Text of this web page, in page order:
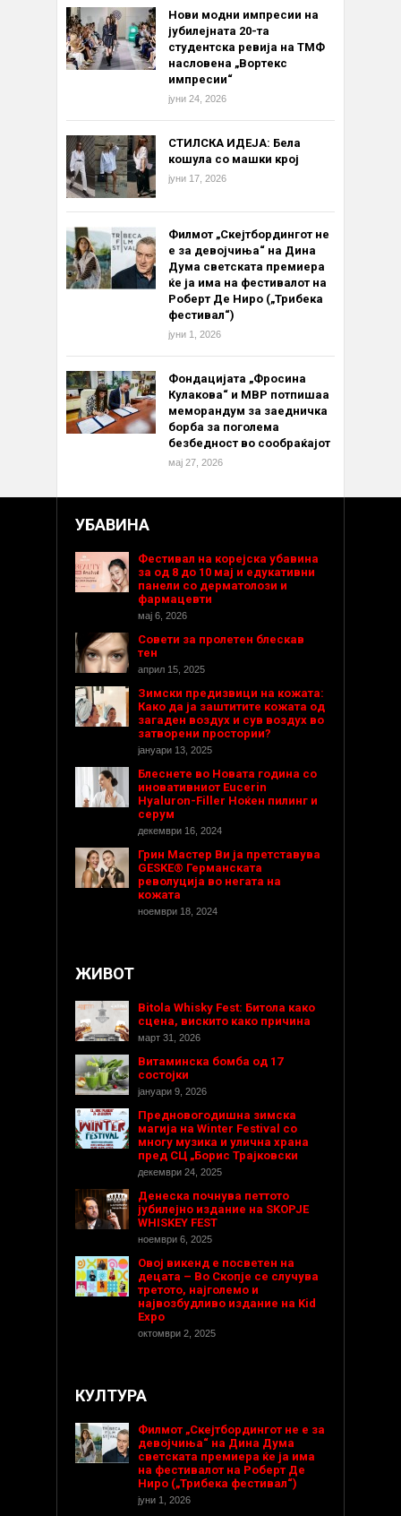
Нови модни импресии на
јубилејната 20-та
студентска ревија на ТМФ
насловена „Вортекс
импресии“
јуни 24, 2026
СТИЛСКА ИДЕЈА: Бела
кошула со машки крој
јуни 17, 2026
Филмот „Скејтбордингот не
е за девојчиња“ на Дина
Дума светската премиера
ќе ја има на фестивалот на
Роберт Де Ниро („Трибека
фестивал“)
јуни 1, 2026
Фондацијата „Фросина
Кулакова“ и МВР потпишаа
меморандум за заедничка
борба за поголема
безбедност во сообраќајот
мај 27, 2026
УБАВИНА
Фестивал на корејска убавина
за од 8 до 10 мај и едукативни
панели со дерматолози и
фармацевти
мај 6, 2026
Совети за пролетен блескав
тен
април 15, 2025
Зимски предизвици на кожата:
Како да ја заштитите кожата од
загаден воздух и сув воздух во
затворени простории?
јануари 13, 2025
Блеснете во Новата година со
иновативниот Eucerin
Hyaluron-Filler Ноќен пилинг и
серум
декември 16, 2024
Грин Мастер Ви ја претставува
GESKE® Германската
револуција во негата на
кожата
ноември 18, 2024
ЖИВОТ
Bitola Whisky Fest: Битола како
сцена, вискито како причина
март 31, 2026
Витаминска бомба од 17
состојки
јануари 9, 2026
Предновогодишнa зимска
магија на Winter Festival со
многу музика и улична храна
пред СЦ „Борис Трајковски
декември 24, 2025
Денеска почнува петтото
јубилејно издание на SKOPJE
WHISKEY FEST
ноември 6, 2025
Овој викенд е посветен на
децата – Во Скопје се случува
третото, најголемо и
највозбудливо издание на Kid
Expo
октомври 2, 2025
КУЛТУРА
Филмот „Скејтбордингот не е за
девојчиња“ на Дина Дума
светската премиера ќе ја има
на фестивалот на Роберт Де
Ниро („Трибека фестивал“)
јуни 1, 2026